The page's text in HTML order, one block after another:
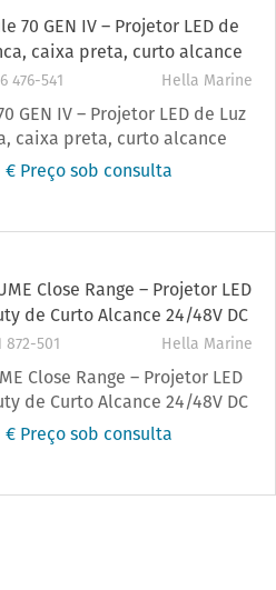
476-541 Hella Marine
GEN IV – Projetor LED de Luz
caixa preta, curto alcance
€ Preço sob consulta
872-501 Hella Marine
Close Range – Projetor LED
de Curto Alcance 24/48V DC
€ Preço sob consulta